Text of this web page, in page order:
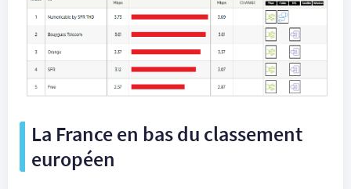
La France en bas du classement
européen